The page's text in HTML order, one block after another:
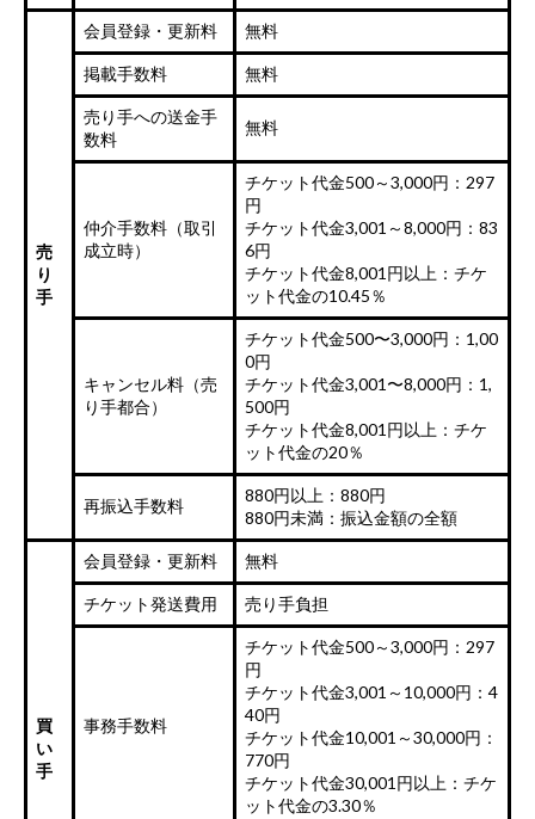
売
り
手
会員登録・更新料 無料
掲載手数料 無料
売り手への送金手
数料
無料
仲介手数料（取引
成立時）
チケット代金500～3,000円：297
円
チケット代金3,001～8,000円：83
6円
チケット代金8,001円以上：チケ
ット代金の10.45％
キャンセル料（売
り手都合）
チケット代金500〜3,000円：1,00
0円
チケット代金3,001〜8,000円：1,
500円
チケット代金8,001円以上：チケ
ット代金の20％
再振込手数料
880円以上：880円
880円未満：振込金額の全額
買
い
手
会員登録・更新料 無料
チケット発送費用 売り手負担
事務手数料
チケット代金500～3,000円：297
円
チケット代金3,001～10,000円：4
40円
チケット代金10,001～30,000円：
770円
チケット代金30,001円以上：チケ
ット代金の3.30％